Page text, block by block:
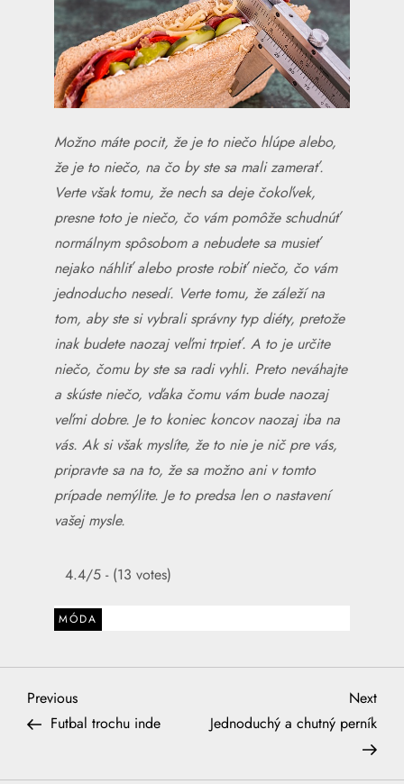
Možno máte pocit, že je to niečo hlúpe alebo,
že je to niečo, na čo by ste sa mali zamerať.
Verte však tomu, že nech sa deje čokoľvek,
presne toto je niečo, čo vám pomôže schudnúť
normálnym spôsobom a nebudete sa musieť
nejako náhliť alebo proste robiť niečo, čo vám
jednoducho nesedí. Verte tomu, že záleží na
tom, aby ste si vybrali správny typ diéty, pretože
inak budete naozaj veľmi trpieť. A to je určite
niečo, čomu by ste sa radi vyhli. Preto neváhajte
a skúste niečo, vďaka čomu vám bude naozaj
veľmi dobre. Je to koniec koncov naozaj iba na
vás. Ak si však myslíte, že to nie je nič pre vás,
pripravte sa na to, že sa možno ani v tomto
prípade nemýlite. Je to predsa len o nastavení
vašej mysle.
4.4/5 - (13 votes)
MÓDA
N
Previous
Post
Previous
Futbal trochu inde
Next
Post
Next
Jednoduchý a chutný perník